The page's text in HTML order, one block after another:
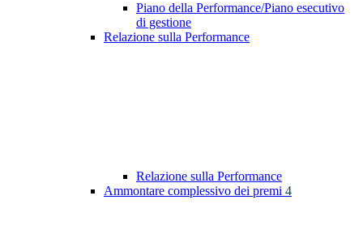
Piano della Performance/Piano esecutivo
di gestione
Relazione sulla Performance
Relazione sulla Performance
Ammontare complessivo dei premi 4